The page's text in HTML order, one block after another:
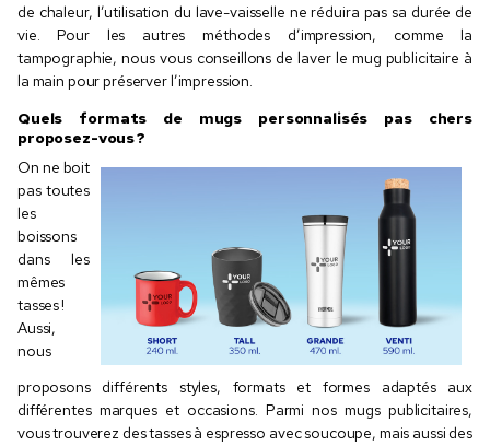
de chaleur, l’utilisation du lave-vaisselle ne réduira pas sa durée de
vie. Pour les autres méthodes d’impression, comme la
tampographie, nous vous conseillons de laver le mug publicitaire à
la main pour préserver l’impression.
Quels formats de mugs personnalisés pas chers
proposez-vous ?
On ne boit
pas toutes
les
boissons
dans les
mêmes
tasses !
Aussi,
nous
proposons différents styles, formats et formes adaptés aux
différentes marques et occasions. Parmi nos mugs publicitaires,
vous trouverez des tasses à espresso avec soucoupe, mais aussi des